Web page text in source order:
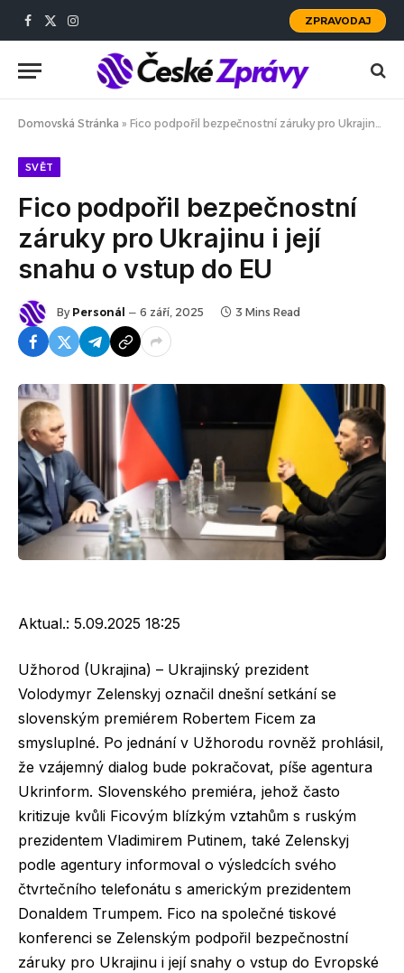
Facebook
X
Instagram
ZPRAVODAJ
Domovská Stránka » Fico podpořil bezpečnostní záruky pro Ukrajinu i její snahu o vstup do EU
SVĚT
Fico podpořil bezpečnostní
záruky pro Ukrajinu i její
snahu o vstup do EU
By Personál 6 září, 2025 3 Mins Read
Aktual.: 5.09.2025 18:25
Užhorod (Ukrajina) – Ukrajinský prezident
Volodymyr Zelenskyj označil dnešní setkání se
slovenským premiérem Robertem Ficem za
smysluplné. Po jednání v Užhorodu rovněž prohlásil,
že vzájemný dialog bude pokračovat, píše agentura
Ukrinform. Slovenského premiéra, jehož často
kritizuje kvůli Ficovým blízkým vztahům s ruským
prezidentem Vladimirem Putinem, také Zelenskyj
podle agentury informoval o výsledcích svého
čtvrtečního telefonátu s americkým prezidentem
Donaldem Trumpem. Fico na společné tiskové
konferenci se Zelenským podpořil bezpečnostní
záruky pro Ukrajinu i její snahy o vstup do Evropské